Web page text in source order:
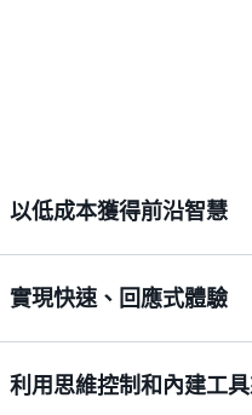
以低成本獲得前沿智慧
Nova 2 模型可在各種企業
實現快速、回應式體驗
Nova 2 模型可提供低延遲
利用思維控制和內建工